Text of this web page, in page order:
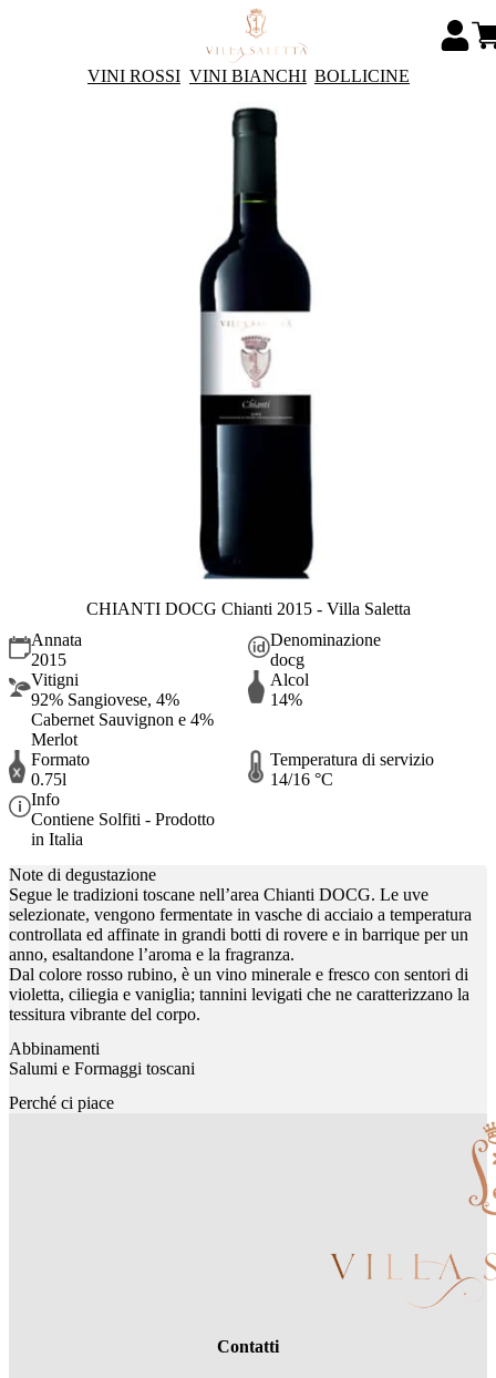
VINI ROSSI VINI BIANCHI BOLLICINE
CHIANTI DOCG Chianti 2015 - Villa Saletta
Annata
2015
Denominazione
docg
Vitigni
92% Sangiovese, 4%
Cabernet Sauvignon e 4%
Merlot
Alcol
14%
Formato
0.75l
Temperatura di servizio
14/16 °C
Info
Contiene Solfiti - Prodotto
in Italia
Note di degustazione
Segue le tradizioni toscane nell’area Chianti DOCG. Le uve
selezionate, vengono fermentate in vasche di acciaio a temperatura
controllata ed affinate in grandi botti di rovere e in barrique per un
anno, esaltandone l’aroma e la fragranza.
Dal colore rosso rubino, è un vino minerale e fresco con sentori di
violetta, ciliegia e vaniglia; tannini levigati che ne caratterizzano la
tessitura vibrante del corpo.
Abbinamenti
Salumi e Formaggi toscani
Perché ci piace
Contatti